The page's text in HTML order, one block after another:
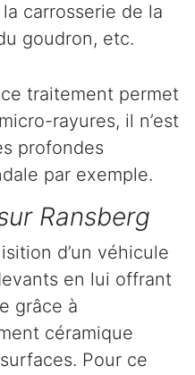
la carrosserie de la
goudron, etc.
traitement permet
rayures, il n’est
profondes
par exemple.
Ransberg
d’un véhicule
en lui offrant
grâce à
céramique
Pour ce